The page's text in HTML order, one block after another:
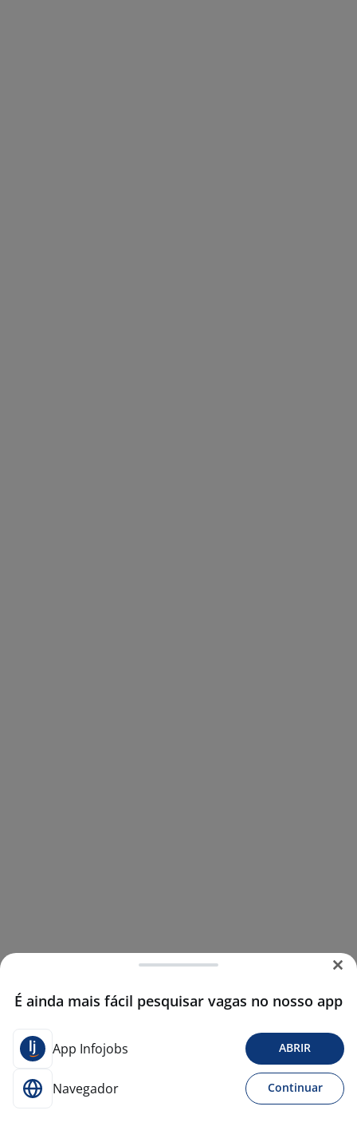
É ainda mais fácil pesquisar vagas no nosso app
App Infojobs ABRIR
Navegador Continuar